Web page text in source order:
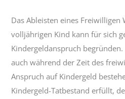
Das Ableisten eines Freiwilligen
volljährigen Kind kann für sich
Kindergeldanspruch
auch während der Zeit des
Anspruch auf Kindergeld
Kindergeld-Tatbestand erfüllt,